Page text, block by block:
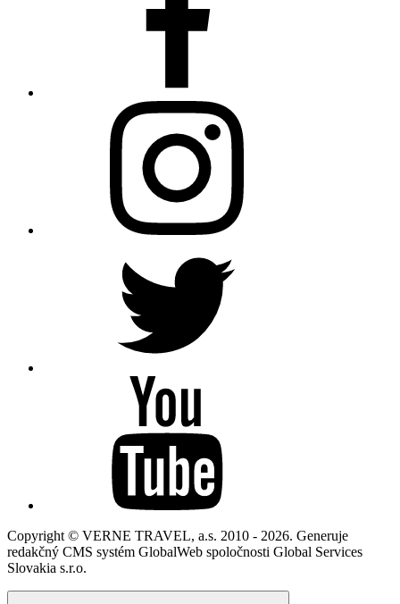
Copyright © VERNE TRAVEL, a.s. 2010 - 2026. Generuje
redakčný CMS systém GlobalWeb spoločnosti Global Services
Slovakia s.r.o.